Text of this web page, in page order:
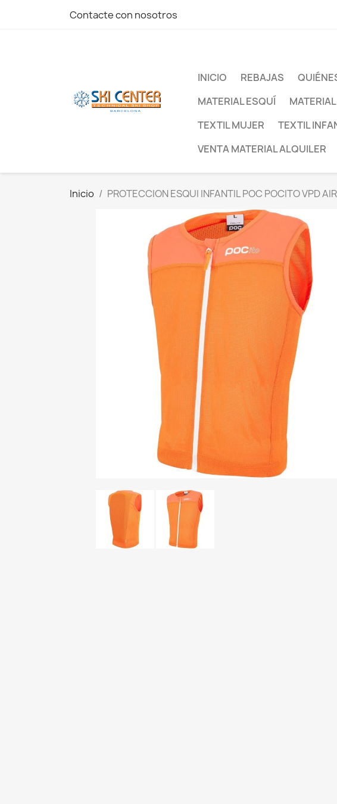
Contacte con nosotros
INICIO REBAJAS
MATERIAL ESQUÍ
TEXTIL MUJER
TEXTIL
VENTA MATERIAL ALQUILER
Inicio PROTECCION ESQUI INFANTIL POC POCITO VPD